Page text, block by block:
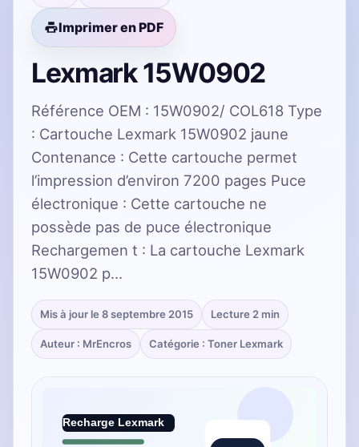
Imprimer en PDF
Lexmark 15W0902
Référence OEM : 15W0902/ COL618 Type
: Cartouche Lexmark 15W0902 jaune
Contenance : Cette cartouche permet
l’impression d’environ 7200 pages Puce
électronique : Cette cartouche ne
possède pas de puce électronique
Rechargemen t : La cartouche Lexmark
15W0902 p…
Mis à jour le 8 septembre 2015 Lecture 2 min
Auteur : MrEncros Catégorie : Toner Lexmark